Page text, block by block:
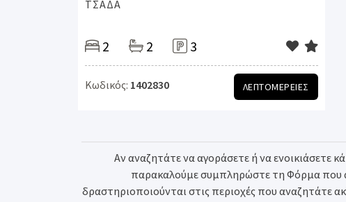
ΤΣΑΔΑ
2 2 3
Κωδικός: 1402830 ΛΕΠΤΟΜΕΡΕΙΕΣ
Αν αναζητάτε να αγοράσετε ή να ενοικιάσετε
παρακαλούμε συμπληρώστε τη Φόρμα που
δραστηριοποιούνται στις περιοχές που αναζητάτε